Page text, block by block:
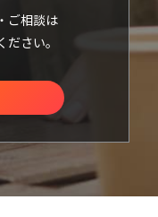
ご相談は
さい。